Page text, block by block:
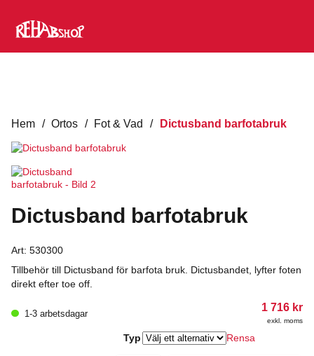
Hem / Ortos / Fot & Vad / Dictusband barfotabruk
Dictusband barfotabruk
Art: 530300
Tillbehör till Dictusband för barfota bruk. Dictusbandet, lyfter foten
direkt efter toe off.
1-3 arbetsdagar
1 716 kr
exkl. moms
Typ Rensa